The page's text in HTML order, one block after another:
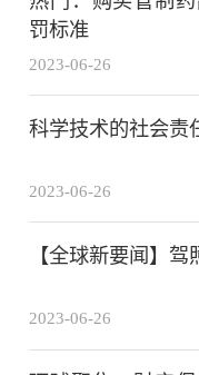
罚标准
2023-06-26
科学技术的社会责
2023-06-26
【全球新要闻】
2023-06-26